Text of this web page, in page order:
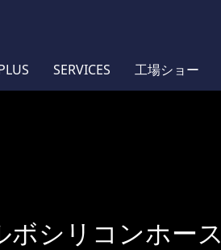
SERVICES 工場ショー
ボシリコンホース